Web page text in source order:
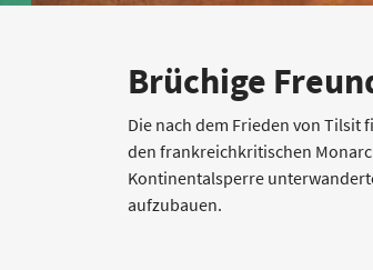
Brüchige
Die nach dem Frieden von Tilsit
den frankreichkritischen
Kontinentalsperre
aufzubauen.